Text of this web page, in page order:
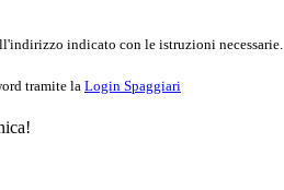
indicato con le istruzioni necessarie.
tramite la Login Spaggiari